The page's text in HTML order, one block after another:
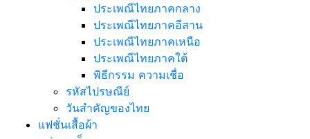
ประเพณีไทยภาคกลาง
ประเพณีไทยภาคอีสาน
ประเพณีไทยภาคเหนือ
ประเพณีไทยภาคใต้
พิธีกรรม ความเชื่อ
รหัสไปรษณีย์
วันสำคัญของไทย
แฟชั่นเสื้อผ้า